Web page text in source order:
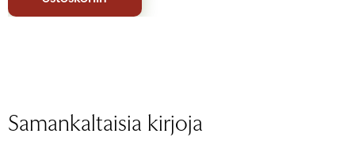
Samankaltaisia kirjoja